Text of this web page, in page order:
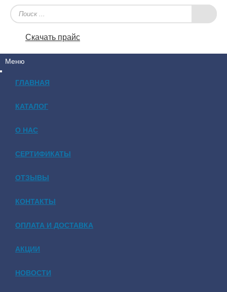
Скачать прайс
Меню
ГЛАВНАЯ
КАТАЛОГ
О НАС
СЕРТИФИКАТЫ
ОТЗЫВЫ
КОНТАКТЫ
ОПЛАТА И ДОСТАВКА
АКЦИИ
НОВОСТИ